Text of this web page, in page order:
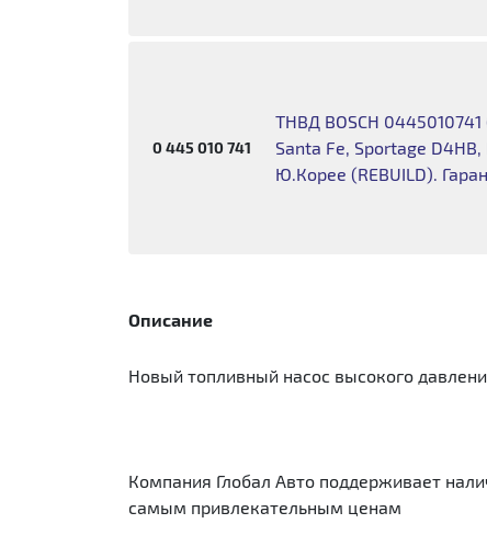
0 445 010 741
ТНВД BOSCH
Santa Fe, Sportage
Ю.Корее (REBUILD).
Описание
Новый топливный насос высокого
Компания Глобал Авто поддерживает
самым привлекательным ценам